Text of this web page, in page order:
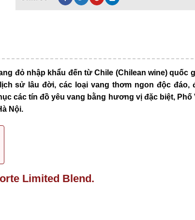
đỏ nhập khẩu đến từ Chile (Chilean wine) quốc
sử lâu đời, các loại vang thơm ngon độc đáo,
các tín đồ yêu vang bằng hương vị đặc biệt, Phố
Nội.
Limited Blend.